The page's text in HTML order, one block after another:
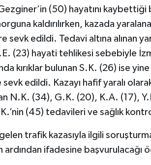
(50) hayatını
kaldırılırken, kazada
sevk edildi. Tedavi altına alınan
(23) hayati tehlikesi sebebiyle
kırıklar bulunan S.K. (26) ise
sevk edildi. Kazayı hafif yaralı
N.K. (34), G.K. (20), K.A. (17),
(45) tedavileri ve sağlık
trafik kazasıyla ilgili
ardından ifadesine başvurulacağı